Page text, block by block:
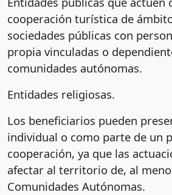
cooperación turística de
sociedades públicas con
propia vinculadas o
comunidades autónomas.
Entidades religiosas.
Los beneficiarios pueden
individual o como parte de un
cooperación, ya que las
afectar al territorio de, al
Comunidades Autónomas.